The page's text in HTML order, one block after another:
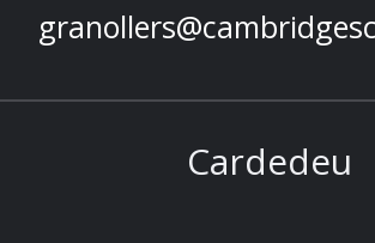
Cardedeu